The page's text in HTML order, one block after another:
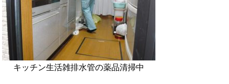
キッチン生活雑排水管の薬品清掃中